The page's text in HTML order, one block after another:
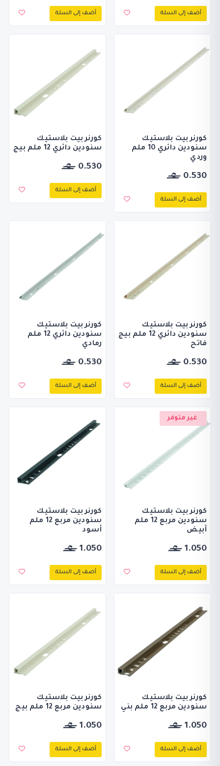
أضف إلى السلة أضف إلى السلة
كورنر بيت بلاستيك
سنودين دائري 10 ملم
وردي
0.530
أضف إلى السلة
كورنر بيت بلاستيك
سنودين دائري 12 ملم بيج
0.530
أضف إلى السلة
كورنر بيت بلاستيك
سنودين دائري 12 ملم بيج
فاتح
0.530
أضف إلى السلة
كورنر بيت بلاستيك
سنودين دائري 12 ملم
رمادي
0.530
أضف إلى السلة
غير متوفر
كورنر بيت بلاستيك
سنودين مربع 12 ملم
أبيض
1.050
أضف إلى السلة
كورنر بيت بلاستيك
سنودين مربع 12 ملم
أسود
1.050
أضف إلى السلة
كورنر بيت بلاستيك
سنودين مربع 12 ملم بني
1.050
أضف إلى السلة
كورنر بيت بلاستيك
سنودين مربع 12 ملم بيج
1.050
أضف إلى السلة